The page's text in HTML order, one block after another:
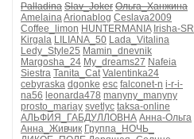
Palladina Slav_Joker Ольга_Ханжина
AmelainaArionablog Ceslava2009
Coffee_limon HUNTERMANIA Irisha-SR
Kirgala LILIANA_50 Lada_Vitalina
Ledy_Style25 Mamin_dnevnik
Margosha_24 My_dreams27 Nafeia
Siestra Tanita_Cat Valentinka24
cebyraska dgonke esc falconet-n i-r-i-
na56 leonarda478 manyny_manyny
prosto_mariay svetlyc taksa-online
АЛЬФИЯ_ГАБДУЛЛОВНА Анна-Ольга
Анна_Живчик Группа_НОЧЬ_